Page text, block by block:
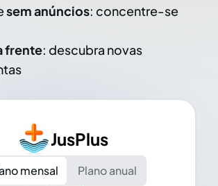
sem anúncios: concentre-se
frente: descubra novas
JusPlus
mensal
Plano anual